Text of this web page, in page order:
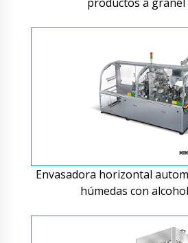
Envasadora horizontal
húmedas con